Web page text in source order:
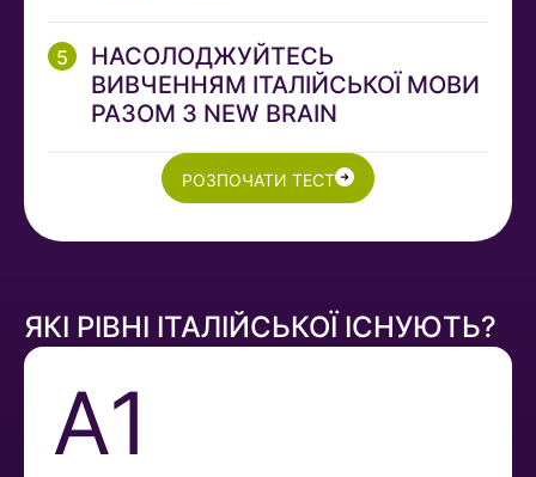
НАСОЛОДЖУЙТЕСЬ
ВИВЧЕННЯМ ІТАЛІЙСЬКОЇ МОВИ
РАЗОМ З NEW BRAIN
РОЗПОЧАТИ ТЕСТ
ЯКІ РІВНІ ІТАЛІЙСЬКОЇ ІСНУЮТЬ?
A1